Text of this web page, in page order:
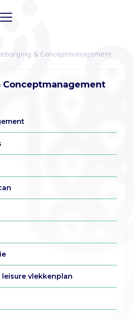
& Conceptmanagement
vlekkenplan